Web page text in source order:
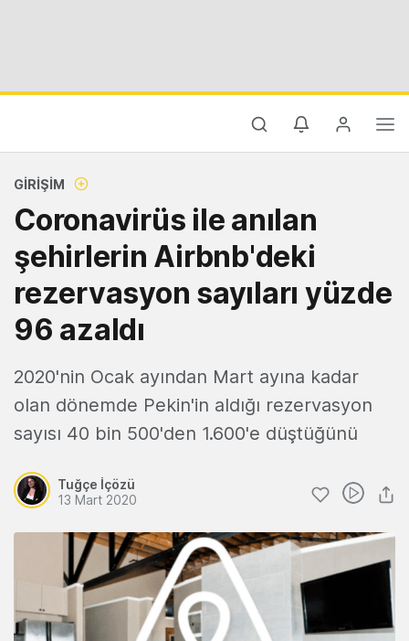
GIRIŞIM
Coronavirüs ile anılan
şehirlerin Airbnb'deki
rezervasyon sayıları yüzde
96 azaldı
2020'nin Ocak ayından Mart ayına kadar
olan dönemde Pekin'in aldığı rezervasyon
sayısı 40 bin 500'den 1.600'e düştüğünü
Tuğçe İçözü
13 Mart 2020